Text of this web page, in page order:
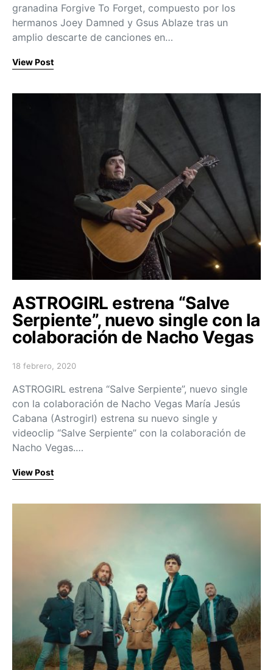
granadina Forgive To Forget, compuesto por los
hermanos Joey Damned y Gsus Ablaze tras un
amplio descarte de canciones en…
View Post
ASTROGIRL estrena “Salve
Serpiente”, nuevo single con la
colaboración de Nacho Vegas
Posted on
18 febrero, 2020
ASTROGIRL estrena “Salve Serpiente”, nuevo single
con la colaboración de Nacho Vegas María Jesús
Cabana (Astrogirl) estrena su nuevo single y
videoclip “Salve Serpiente” con la colaboración de
Nacho Vegas.…
View Post